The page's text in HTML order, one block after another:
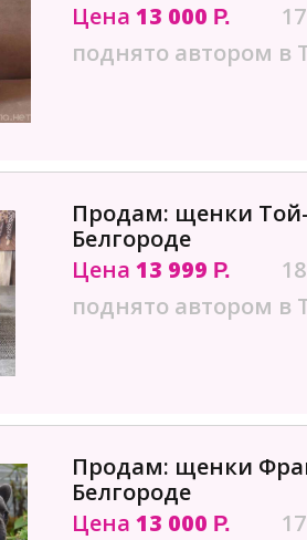
Цена 13 000 Р.
поднято автором в
Продам: щенки
Белгороде
Цена 13 999 Р.
поднято автором в
Продам: щенки
Белгороде
Цена 13 000 Р.